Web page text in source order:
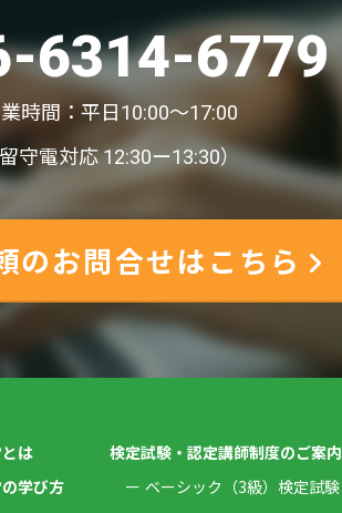
6314-6779
時間：平日10:00〜17:00
留守電対応 12:30ー13:30）
のお問合せはこちら
は
学び方
検定試験・認定講師制度のご案内
ベーシック（3級）検定試験